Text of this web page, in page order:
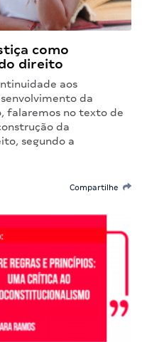
como
direito
aos
da
falaremos no texto de
da
segundo a
Compartilhe